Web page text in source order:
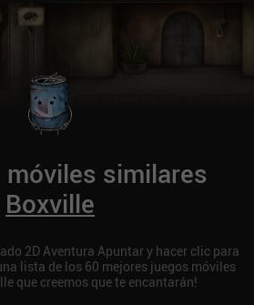
similares
Boxville
2D Aventura Apuntar y hacer clic para
lista de los 60 mejores juegos móviles
que creemos que te encantarán!